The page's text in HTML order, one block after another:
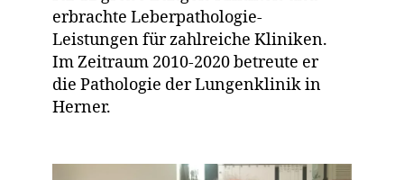
erbrachte Leberpathologie-
Leistungen für zahlreiche Kliniken.
Im Zeitraum 2010-2020 betreute er
die Pathologie der Lungenklinik in
Herner.